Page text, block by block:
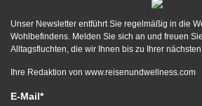
Unser Newsletter entführt Sie regelmäßig in die
Wohlbefindens. Melden Sie sich an und freuen
Alltagsfluchten, die wir Ihnen bis zu Ihrer
Ihre Redaktion von www.reisenundwellness.com
E-Mail*